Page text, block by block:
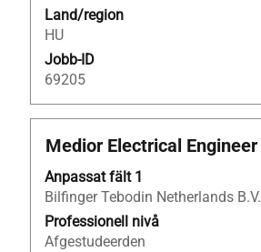
Land/region
HU
Jobb-ID
69205
Titel
Medior Electrical Engineer
Anpassat fält 1
Bilfinger Tebodin Netherlands B.V.
Professionell nivå
Afgestudeerden
Klicka
blankstegstangenten
för
att
visa